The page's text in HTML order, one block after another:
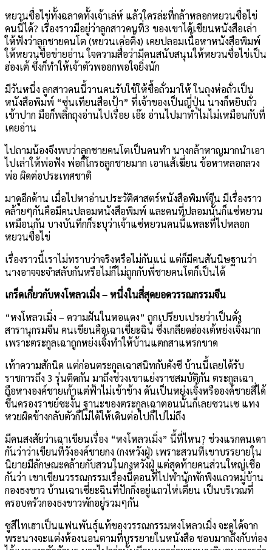
หยวนซื่อไข่ทั้งฉลาดทั้งเจ้าเล่ห์ แล้วใครล่ะที่กล้าหลอกหยวนซื่อไข่
คนนี้ได้? เรื่องราวมีอยู่ว่าลูกสาวคนที่3 ของเขาได้เขียนหนังสือเล่า
ให้ฟังว่าลูกชายคนโต (หยวนเค่อติ้ง) เคยปลอมเนื้อหาหนังสือพิมพ์
ให้หยวนซื่อข่ายอ่าน ใจความสื่อว่ามีคนสนับสนุนให้หยวนซื่อไข่เป็น
ฮ่องเต้ ซึ่งก็ทำให้เจ้าตัวพออกพอใจยิ่งนัก
มีวันหนึ่ง ลูกสาวคนนี้วานคนรับใช้ให้ซื้อถั่วมาให้ ในถุงห่อถั่วเป็น
หนังสือพิมพ์ “ซุ่นเทียนสือเป้า” ที่เจ้าของเป็นญี่ปุ่น นางก็หยิบถั่ว
เข้าปาก มือก็พลิกถุงอ่านไปเรื่อย เอ๊ะ อ่านไปมาทำไมไม่เหมือนกับที่
เคยอ่าน
ไปถามน้องจึงพบว่าลูกชายคนโตเป็นคนทำ นางกล้าหาญมากนำเอา
ไปเล่าให้พ่อฟัง พ่อก็โกรธลูกชายมาก เอาแส้เฆี่ยน ข้อหาหลอกลวง
พ่อ ผิดต่อประเทศชาติ
มาดูอีกด้าน เมื่อไปหาอ่านประวัติศาสตร์หนังสือพิมพ์จีน มีเรื่องราว
คล้ายๆกันคือมีคนปลอมหนังสือพิมพ์ และคนที่ปลอมนั้นก็แซ่หยวน
เหมือนกัน บางบันทึกก็ระบุว่าเจ้าแซ่หยวนคนนี้แหละที่ไปหลอก
หยวนซื่อไข่
เรื่องราวนี้เราไม่ทราบว่าจริงหรือไม่กันแน่ แต่ก็มีคนสันนิษฐานว่า
นางอาจจะจำสลับกันหรือไม่ก็ไม่ถูกกับพี่ชายคนโตก็เป็นได้
เกร็ดเกี่ยวกับหงโหลวเมิ่ง–หนึ่งในสี่สุดยอดวรรณกรรมจีน
“หงโหลวเมิ่ง –ความฝันในหอแดง” ถูกเปรียบเปรยว่าเป็นดั่ง
สารานุกรมจีน คนเขียนคือเฉาเซี่ยะฉิน ซึ่งเกลียดฮ่องเต้หย่งเจิ้งมาก
เพราะตระกูลเฉาถูกหย่งเจิ้งทำให้บ้านแตกสาแหรกขาด
เท้าความสักนิด แต่ก่อนตระกูลเฉาสนิทกับคังซี บ้านนี้เลยได้รับ
ราชการถึง 3 รุ่นติดกัน มาถึงช่วงเขาแย่งราชสมบัติกัน ตระกูลเฉา
ถือหางองค์ชายเก้าแต่ฟ้าไม่เข้าข้าง ดันเป็นหย่งเจิ้งหรือองค์ชายสี่ได้
ขึ้นครองราชย์ซะงั้น ฐานะของตระกูลเฉาตอนนั้นก็เลยซวนเซ แทง
หวยผิดข้างกลับตัวก็ไม่ได้ให้เดินต่อไปก็ไปไม่ถึง
มีคนสงสัยว่าเฉาเขียนเรื่อง “หงโหลวเมิ่ง” นี้ที่ไหน? ช่วงแรกคนเดา
กันว่าว่าเขียนที่วังองค์ชายกง (กงหวังฝู่) เพราะสวนที่เขาบรรยายใน
นิยายมีลักษณะคล้ายกับสวนในกงหวังฝู่ แต่สุดท้ายคนส่วนใหญ่เชื่อ
กันว่า เขาเขียนวรรณกรรมเรื่องนี้ตอนที่ไปพำนักพักพิงแถวหมู่บ้าน
กองธงขาว บ้านเฉาเซี่ยะฉินที่ปักกิ่งอยู่แถวไห่เตี้ยน เป็นบริเวณที่
ครอบครัวกองธงขาวพักอยู่รวมๆกัน
ซูสีไทเฮาเป็นแฟนพันธุ์แท้ของวรรณกรรมหงโหลวเมิ่ง จะดูได้จาก
พระนางจะแต่งห้องนอนตามที่บรรยายในหนังสือ ชอบมากถึงกับท่อง